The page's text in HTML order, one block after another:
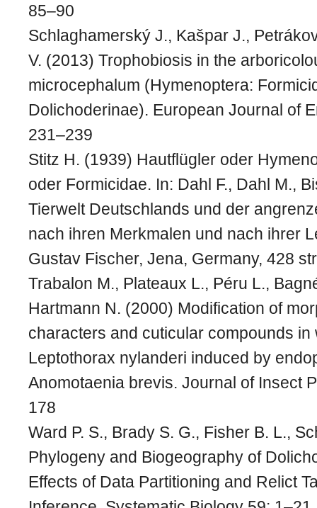
85–90
Schlaghamerský J., Kašpar J.,
V. (2013) Trophobiosis in the
microcephalum (Hymenoptera:
Dolichoderinae). European Journal of
231–239
Stitz H. (1939) Hautflügler oder
oder Formicidae. In: Dahl F., Dahl M.,
Tierwelt Deutschlands und der
nach ihren Merkmalen und nach ihrer
Gustav Fischer, Jena, Germany, 428
Trabalon M., Plateaux L., Péru L.,
Hartmann N. (2000) Modification of
characters and cuticular compounds in
Leptothorax nylanderi induced by
Anomotaenia brevis. Journal of Insect
178
Ward P. S., Brady S. G., Fisher B. L.,
Phylogeny and Biogeography of
Effects of Data Partitioning and Relict